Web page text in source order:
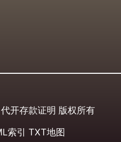
代开存款证明 版权所有
索引 TXT地图